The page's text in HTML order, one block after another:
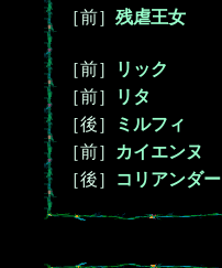
［前］ 残虐王女
［前］ リック
［前］
リタ
［後］
ミルフィ
［前］
カイエンヌ
［後］
コリアンダー